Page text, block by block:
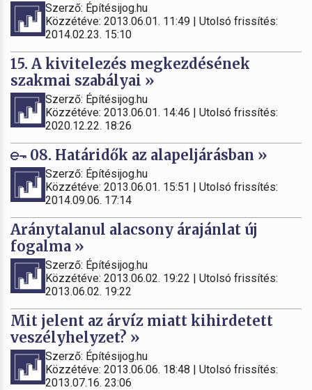
Szerző: Építésijog.hu
Közzétéve: 2013.06.01. 11:49 | Utolsó frissítés:
2014.02.23. 15:10
15. A kivitelezés megkezdésének
szakmai szabályai »
Szerző: Építésijog.hu
Közzétéve: 2013.06.01. 14:46 | Utolsó frissítés:
2020.12.22. 18:26
08. Határidők az alapeljárásban »
Szerző: Építésijog.hu
Közzétéve: 2013.06.01. 15:51 | Utolsó frissítés:
2014.09.06. 17:14
Aránytalanul alacsony árajánlat új
fogalma »
Szerző: Építésijog.hu
Közzétéve: 2013.06.02. 19:22 | Utolsó frissítés:
2013.06.02. 19:22
Mit jelent az árvíz miatt kihirdetett
veszélyhelyzet? »
Szerző: Építésijog.hu
Közzétéve: 2013.06.06. 18:48 | Utolsó frissítés:
2013.07.16. 23:06